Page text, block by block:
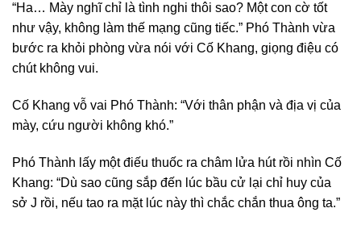
“Ha… Mày nghĩ chỉ là tình nghi thôi sao? Một con cờ tốt
như vậy, không làm thế mạng cũng tiếc.” Phó Thành vừa
bước ra khỏi phòng vừa nói với Cố Khang, giọng điệu có
chút không vui.
Cố Khang vỗ vai Phó Thành: “Với thân phận và địa vị của
mày, cứu người không khó.”
Phó Thành lấy một điếu thuốc ra châm lửa hút rồi nhìn Cố
Khang: “Dù sao cũng sắp đến lúc bầu cử lại chỉ huy của
sở J rồi, nếu tao ra mặt lúc này thì chắc chắn thua ông ta.”